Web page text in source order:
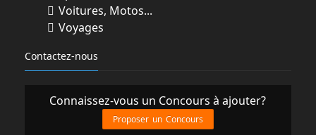
Voitures, Motos...
Voyages
Contactez-nous
Connaissez-vous un Concours à ajouter?
Proposer un Concours